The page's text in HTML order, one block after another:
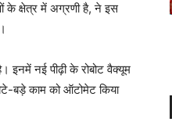
के क्षेत्र में अग्रणी है, ने इस
नई पीढ़ी के रोबोट वैक्यूम
बड़े काम को ऑटोमेट किया